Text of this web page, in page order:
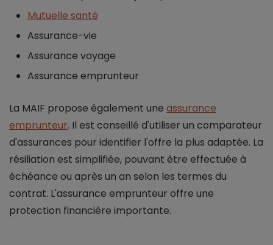
Mutuelle santé
Assurance-vie
Assurance voyage
Assurance emprunteur
La MAIF propose également une assurance
emprunteur. Il est conseillé d'utiliser un comparateur
d'assurances pour identifier l'offre la plus adaptée. La
résiliation est simplifiée, pouvant être effectuée à
échéance ou après un an selon les termes du
contrat. L'assurance emprunteur offre une
protection financière importante.